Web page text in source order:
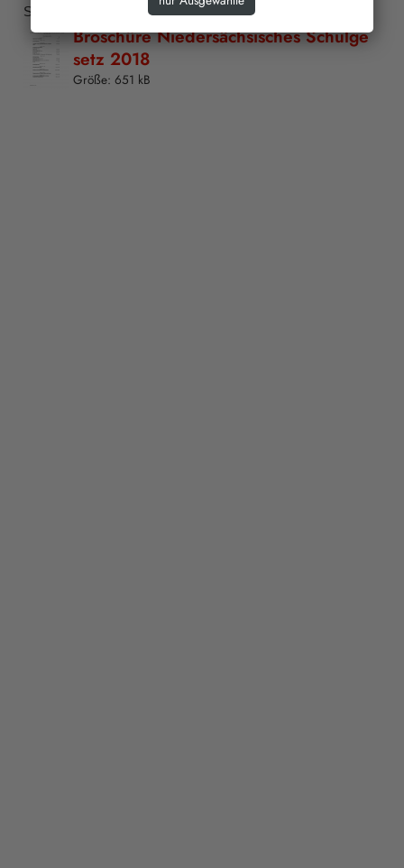
Schulgesetz (2018) als downloadbare Datei.
Broschüre Niedersächsisches Schulge
setz 2018
Größe: 651 kB